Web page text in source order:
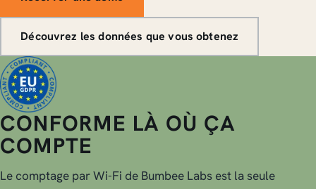
Découvrez les données que vous obtenez
CONFORME LÀ OÙ ÇA
COMPTE
Le comptage par Wi-Fi de Bumbee Labs est la seule